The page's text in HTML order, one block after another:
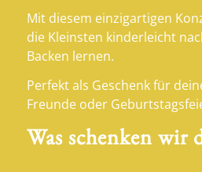
Mit diesem einzigartigen
die Kleinsten kinderleicht
Backen lernen.
Perfekt als Geschenk für
Freunde oder
Was schenken wir